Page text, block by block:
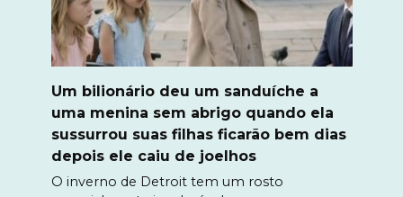
Um bilionário deu um sanduíche a
uma menina sem abrigo quando ela
sussurrou suas filhas ficarão bem dias
depois ele caiu de joelhos
O inverno de Detroit tem um rosto